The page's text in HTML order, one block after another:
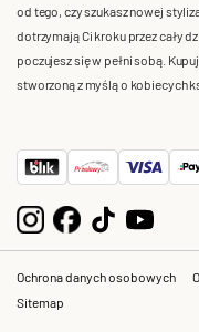
od tego, czy szukasz nowej
dotrzymają Ci kroku przez cały
poczujesz się w pełni sobą.
stworzoną z myślą o kobiecych
Ochrona danych osobowych
Sitemap